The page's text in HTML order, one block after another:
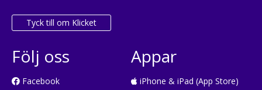
Tyck till om Klicket
Följ oss
Facebook
Appar
iPhone & iPad (App Store)